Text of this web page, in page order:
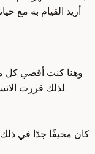
أريد القيام به مع
وهنا كنت أقضي كل من
لذلك قررت الانسحاب والثقة في أن كل ذلك يعمل على ما يرام.
كان مخيفًا جدًا في